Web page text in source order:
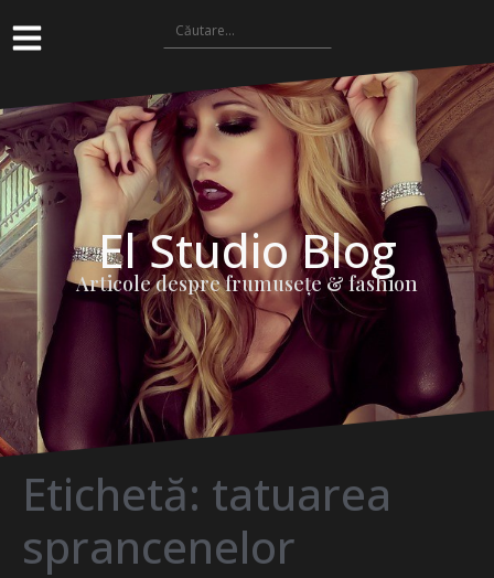
El Studio Blog
Articole despre frumuseţe & fashion
Etichetă: tatuarea
sprancenelor